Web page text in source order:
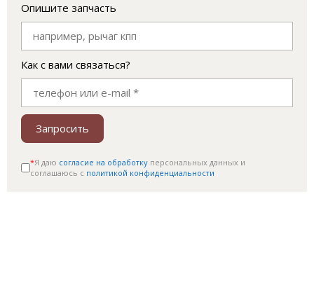
Опишите запчасть
Как с вами связаться?
Запросить
*Я даю согласие на обработку персональных данных и
соглашаюсь c политикой конфиденциальности